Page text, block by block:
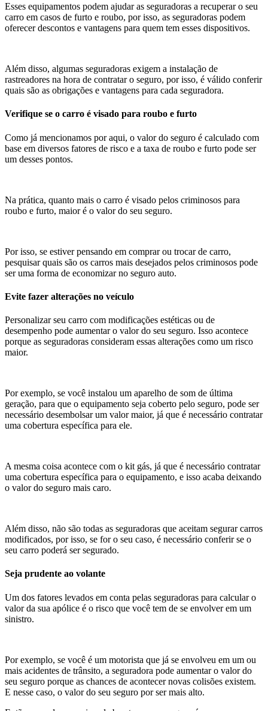
Esses equipamentos podem ajudar as seguradoras a recuperar o seu
carro em casos de furto e roubo, por isso, as seguradoras podem
oferecer descontos e vantagens para quem tem esses dispositivos.
Além disso, algumas seguradoras exigem a instalação de
rastreadores na hora de contratar o seguro, por isso, é válido conferir
quais são as obrigações e vantagens para cada seguradora.
Verifique se o carro é visado para roubo e furto
Como já mencionamos por aqui, o valor do seguro é calculado com
base em diversos fatores de risco e a taxa de roubo e furto pode ser
um desses pontos.
Na prática, quanto mais o carro é visado pelos criminosos para
roubo e furto, maior é o valor do seu seguro.
Por isso, se estiver pensando em comprar ou trocar de carro,
pesquisar quais são os carros mais desejados pelos criminosos pode
ser uma forma de economizar no seguro auto.
Evite fazer alterações no veículo
Personalizar seu carro com modificações estéticas ou de
desempenho pode aumentar o valor do seu seguro. Isso acontece
porque as seguradoras consideram essas alterações como um risco
maior.
Por exemplo, se você instalou um aparelho de som de última
geração, para que o equipamento seja coberto pelo seguro, pode ser
necessário desembolsar um valor maior, já que é necessário contratar
uma cobertura específica para ele.
A mesma coisa acontece com o kit gás, já que é necessário contratar
uma cobertura específica para o equipamento, e isso acaba deixando
o valor do seguro mais caro.
Além disso, não são todas as seguradoras que aceitam segurar carros
modificados, por isso, se for o seu caso, é necessário conferir se o
seu carro poderá ser segurado.
Seja prudente ao volante
Um dos fatores levados em conta pelas seguradoras para calcular o
valor da sua apólice é o risco que você tem de se envolver em um
sinistro.
Por exemplo, se você é um motorista que já se envolveu em um ou
mais acidentes de trânsito, a seguradora pode aumentar o valor do
seu seguro porque as chances de acontecer novas colisões existem.
E nesse caso, o valor do seu seguro por ser mais alto.